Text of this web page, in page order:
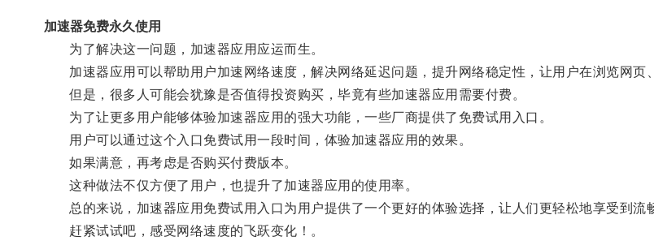
加速器免费永久使用
为了解决这一问题，加速器应用应运而生。
加速器应用可以帮助用户加速网络速度，解决网络延迟问题，提升网络稳定性，让用户在浏览网页
但是，很多人可能会犹豫是否值得投资购买，毕竟有些加速器应用需要付费。
为了让更多用户能够体验加速器应用的强大功能，一些厂商提供了免费试用入口。
用户可以通过这个入口免费试用一段时间，体验加速器应用的效果。
如果满意，再考虑是否购买付费版本。
这种做法不仅方便了用户，也提升了加速器应用的使用率。
总的来说，加速器应用免费试用入口为用户提供了一个更好的体验选择，让人们更轻松地享受到流
赶紧试试吧，感受网络速度的飞跃变化！。